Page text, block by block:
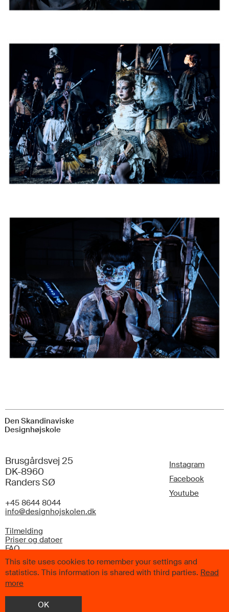
This site uses cookies to remember your settings and
statistics. This information is shared with third parties. Read
more
OK
Den Skandinaviske
Designhøjskole
Brusgårdsvej 25
DK-8960
Randers SØ
+45 8644 8044
info@designhojskolen.dk
Tilmelding
Priser og datoer
FAQ
Instagram
Facebook
Youtube
forbeholdes.